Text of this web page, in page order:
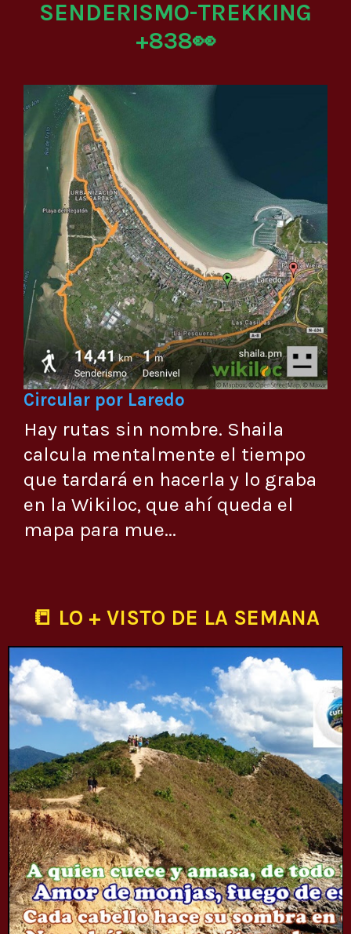
SENDERISMO-TREKKING
+838👀
Circular por Laredo
Hay rutas sin nombre. Shaila
calcula mentalmente el tiempo
que tardará en hacerla y lo graba
en la Wikiloc, que ahí queda el
mapa para mue...
📒 LO + VISTO DE LA SEMANA